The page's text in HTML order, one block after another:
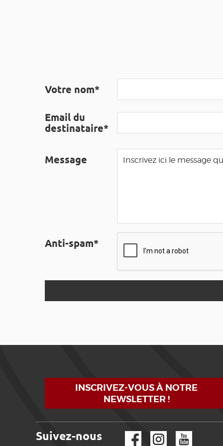
Votre nom*
Email du
destinataire*
Message
Anti-spam*
INSCRIVEZ-VOUS À NOTRE
NEWSLETTER !
Suivez-nous